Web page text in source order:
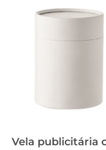
Vela publicitária